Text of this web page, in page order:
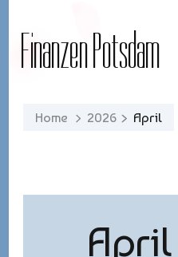
Finanzen Potsdam
Home 2026 April